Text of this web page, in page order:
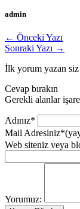
admin
← Önceki Yazı
Sonraki Yazı →
İlk yorum yazan
Cevap bırakın
Gerekli alanlar
Adınız*
Mail Adresiniz*
Web siteniz veya
Yorumuz: